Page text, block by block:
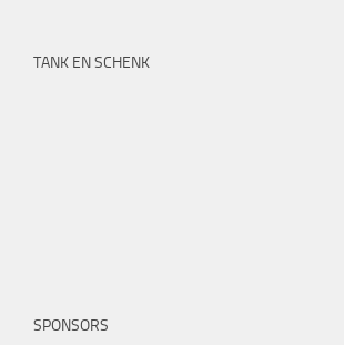
TANK EN SCHENK
SPONSORS